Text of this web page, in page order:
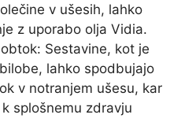
v ušesih, lahko
z uporabo olja Vidia.
Sestavine, kot je
lahko spodbujajo
v notranjem ušesu, kar
splošnemu zdravju